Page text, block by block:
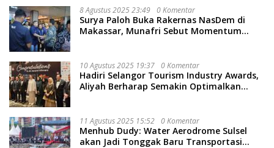
8 Agustus 2025 23:49 0 Komentar
Surya Paloh Buka Rakernas NasDem di
Makassar, Munafri Sebut Momentum
10 Agustus 2025 19:37 0 Komentar
Hadiri Selangor Tourism Industry Awards,
Aliyah Berharap Semakin Optimalkan
11 Agustus 2025 15:52 0 Komentar
Menhub Dudy: Water Aerodrome Sulsel
akan Jadi Tonggak Baru Transportasi